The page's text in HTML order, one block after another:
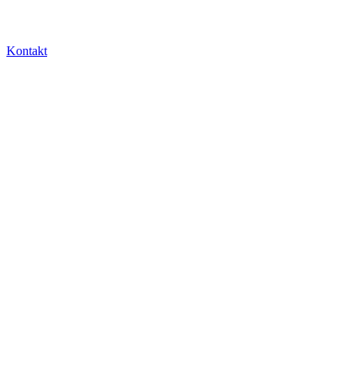
Kontakt